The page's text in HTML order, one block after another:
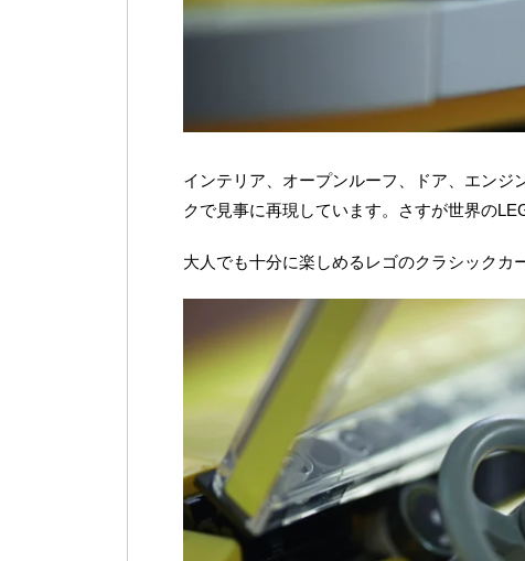
インテリア、オープンルーフ、ドア、エンジ
クで見事に再現しています。さすが世界の
大人でも十分に楽しめるレゴのクラシックカ